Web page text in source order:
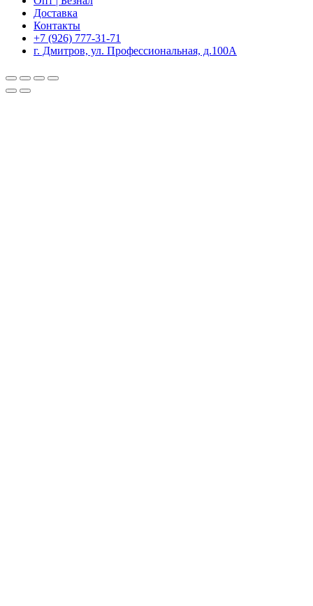
Доставка
Контакты
+7 (926) 777-31-71
г. Дмитров, ул. Профессиональная, д.100А